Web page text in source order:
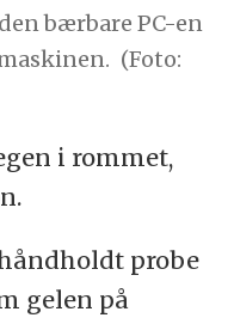
bærbare PC-en
(Foto:
i rommet,
probe
gelen på